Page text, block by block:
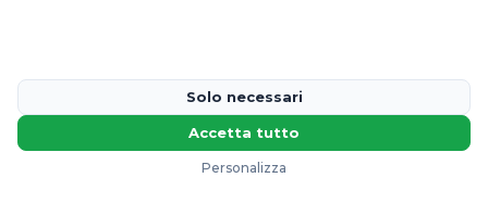
Solo necessari
Accetta tutto
Personalizza